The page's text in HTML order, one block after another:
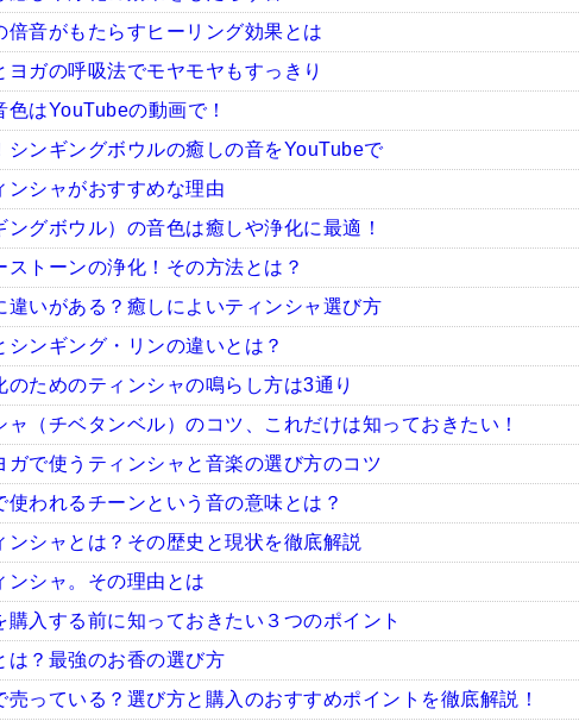
倍音がもたらすヒーリング効果とは
ヨガの呼吸法でモヤモヤもすっきり
はYouTubeの動画で！
シンギングボウルの癒しの音をYouTubeで
ンシャがおすすめな理由
ングボウル）の音色は癒しや浄化に最適！
ストーンの浄化！その方法とは？
違いがある？癒しによいティンシャ選び方
シンギング・リンの違いとは？
のためのティンシャの鳴らし方は3通り
（チベタンベル）のコツ、これだけは知っておきたい！
ガで使うティンシャと音楽の選び方のコツ
使われるチーンという音の意味とは？
ンシャとは？その歴史と現状を徹底解説
ンシャ。その理由とは
購入する前に知っておきたい３つのポイント
は？最強のお香の選び方
売っている？選び方と購入のおすすめポイントを徹底解説！